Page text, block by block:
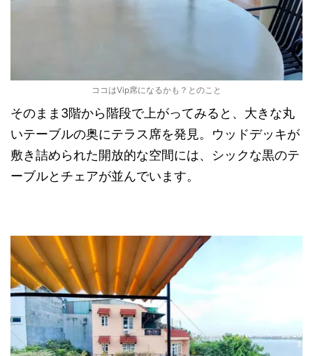
ココはVip席になるかも？とのこと
そのまま3階から階段で上がってみると、大きな丸
いテーブルの奥にテラス席を発見。ウッドデッキが
敷き詰められた開放的な空間には、シックな黒のテ
ーブルとチェアが並んでいます。